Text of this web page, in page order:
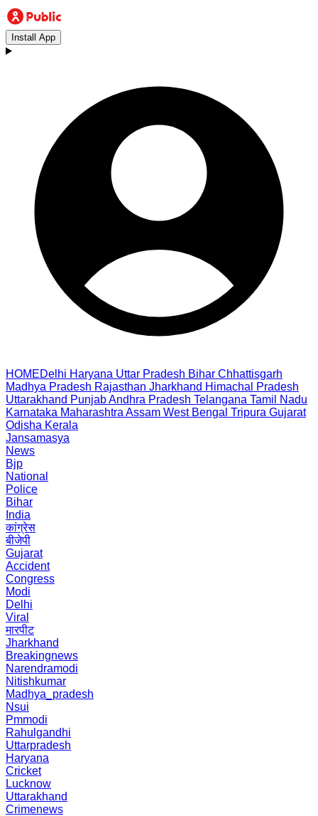
Install App
HOMEDelhi Haryana Uttar Pradesh Bihar Chhattisgarh
Madhya Pradesh Rajasthan Jharkhand Himachal Pradesh
Uttarakhand PunjabAndhra Pradesh Telangana Tamil Nadu
Karnataka Maharashtra Assam West Bengal Tripura Gujarat
Odisha Kerala
Jansamasya
News
Bjp
National
Police
Bihar
India
कांग्रेस
बीजेपी
Gujarat
Accident
Congress
Modi
Delhi
Viral
मारपीट
Jharkhand
Breakingnews
Narendramodi
Nitishkumar
Madhya_pradesh
Nsui
Pmmodi
Rahulgandhi
Uttarpradesh
Haryana
Cricket
Lucknow
Uttarakhand
Crimenews